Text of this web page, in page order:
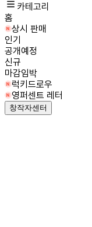
카테고리
홈
상시 판매
인기
공개예정
신규
마감임박
럭키드로우
영퍼센트 레터
창작자센터